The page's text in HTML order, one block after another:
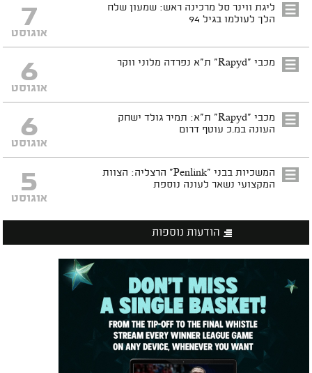
ליגת ווינר סל מרכינה ראש: שמעון שלח
הלך לעולמו בגיל 94
7
אוגוסט
מכבי "Rapyd" ת"א נפרדה מלוני ווקר 6
אוגוסט
מכבי "Rapyd" ת"א: תמיר גולד ישחק
העונה במ.כ עוטף דרום
6
אוגוסט
המשכיות בבני "Penlink" הרצליה: הצוות
המקצועי נשאר לעונה נוספת
5
אוגוסט
הודעות נוספות